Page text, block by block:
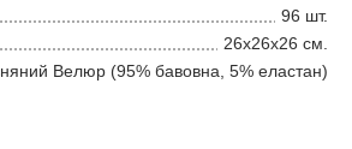
96 шт.
26х26х26 см.
Велюр (95% бавовна, 5% еластан)